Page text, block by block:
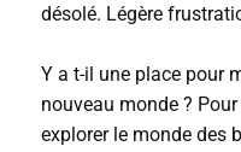
désolé. Légère
Y a t-il une place pour
nouveau monde ?
explorer le monde des